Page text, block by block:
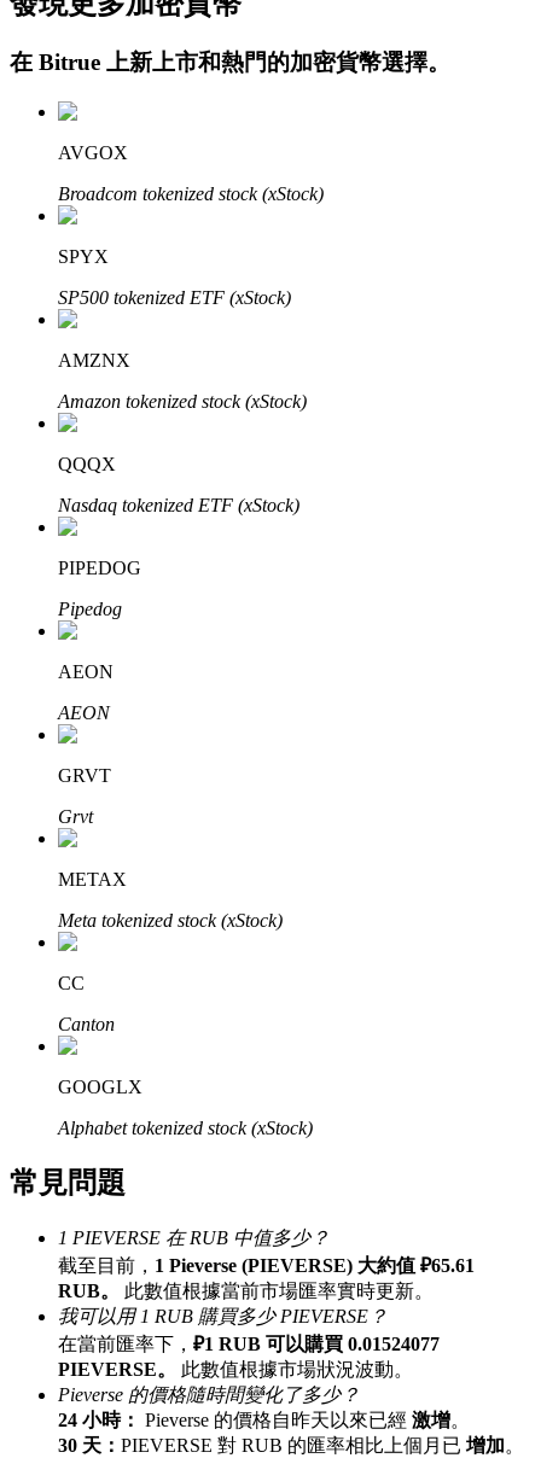
定投理财
學習理財
了解如何賺取穩定收入
Bitrue
合夥人計劃
邀请好友
邀請朋友獲得現金獎勵
在 Bitrue 上新上市和熱門的加密貨幣選擇。
AVGOX
Broadcom tokenized stock (xStock)
SPYX
SP500 tokenized ETF (xStock)
AMZNX
Amazon tokenized stock (xStock)
QQQX
Nasdaq tokenized ETF (xStock)
PIPEDOG
Pipedog
AEON
AEON
GRVT
Grvt
METAX
Meta tokenized stock (xStock)
CC
Canton
GOOGLX
Alphabet tokenized stock (xStock)
常見問題
1 PIEVERSE 在 RUB 中值多少？
截至目前， 1 Pieverse (PIEVERSE) 大約值 ₽65.61
RUB。
此數值根據當前市場匯率實時更新。
我可以用 1 RUB 購買多少 PIEVERSE？
在當前匯率下， ₽1 RUB 可以購買 0.01524077
PIEVERSE。
此數值根據市場狀況波動。
Pieverse 的價格隨時間變化了多少？
24 小時： Pieverse 的價格自昨天以來已經 激增。
30 天： PIEVERSE 對 RUB 的匯率相比上個月已 增加。